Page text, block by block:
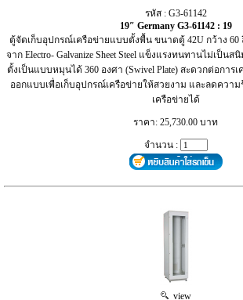
รหัส : G3-61142
19″ Germany G3-61142 : 19
ตู้จัดเก็บอุปกรณ์เครือข่ายแบบตั้งพื้น ขนาดตู้ 42U กว้าง 60 ลึ
จาก Electro- Galvanize Sheet Steel แข็งแรงทนทานไม่เป็น
ตั้งเป็นแบบหมุนได้ 360 องศา (Swivel Plate) สะดวกต่อการ
ออกแบบเพื่อเก็บอุปกรณ์เครือข่ายให้สวยงาม และลดควา
เครือข่ายได้
ราคา: 25,730.00 บาท
จำนวน :
view